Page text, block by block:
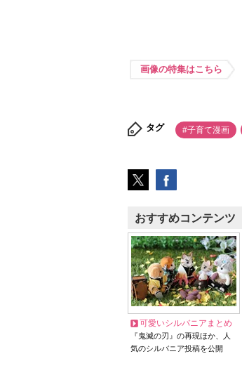
画像の特集はこちら
タグ #子育て漫画
おすすめコンテンツ
可愛いシルバニアまとめ
『鬼滅の刃』の再現ほか、人
気のシルバニア投稿を公開